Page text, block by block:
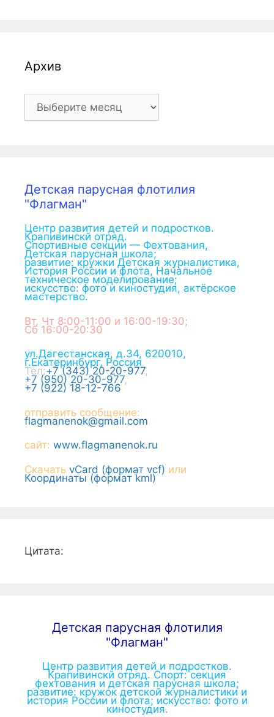
Архив
Архив
Детская парусная флотилия
"Флагман"
Центр развития детей и подростков.
Крапивинскй отряд.
Спортивные секции — Фехтования,
Детская парусная школа;
развитие: кружки Детская журналистика,
История России и флота, Начальное
техническое моделирование;
искусство: фото и киностудия, актёрское
мастерство.
Вт, Чт 8:00-11:00 и 16:00-19:30;
Сб 16:00-20:30
ул.Дагестанская, д.34, 620010,
г.Екатеринбург, Россия
Тел:+7 (343) 20-20-977,
+7 (950) 20-30-977,
+7 (922) 18-12-766
отправить сообщение:
flagmanenok@gmail.com
сайт: www.flagmanenok.ru
Скачать vCard (формат vcf) или
Координаты (формат kml)
Цитата:
Детская парусная флотилия
"Флагман"
Центр развития детей и подростков.
Крапивинскй отряд. Спорт: секция
фехтования и детская парусная школа;
развитие: кружок детской журналистики и
история России и флота; искусство: фото и
киностудия.